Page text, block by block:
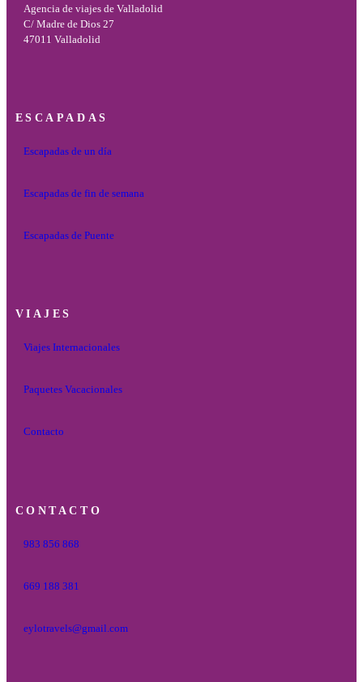
Agencia de viajes de Valladolid
C/ Madre de Dios 27
47011 Valladolid
ESCAPADAS
Escapadas de un día
Escapadas de fin de semana
Escapadas de Puente
VIAJES
Viajes Internacionales
Paquetes Vacacionales
Contacto
CONTACTO
983 856 868
669 188 381
eylotravels@gmail.com